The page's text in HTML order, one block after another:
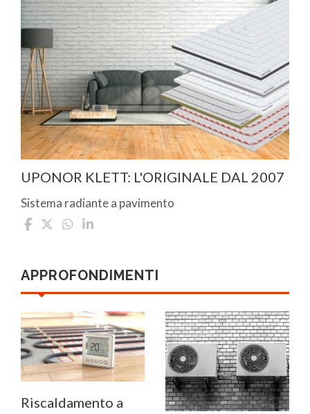
UPONOR KLETT: L'ORIGINALE DAL 2007
Sistema radiante a pavimento
APPROFONDIMENTI
Riscaldamento a